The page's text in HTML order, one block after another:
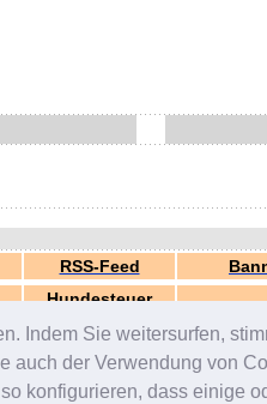
Indem Sie weitersurfen,
auch der Verwendung von
konfigurieren, dass einige
RSS-Feed
Hundesteuer